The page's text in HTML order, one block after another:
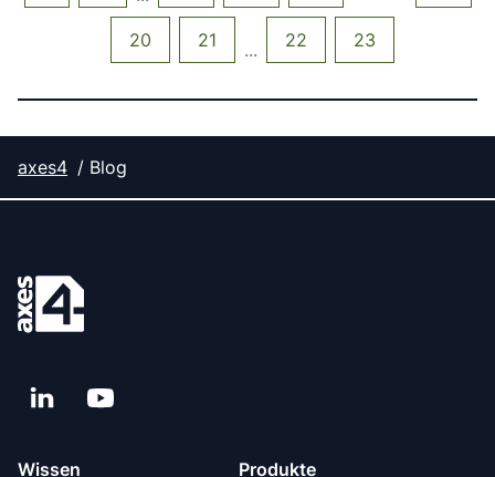
20 21 ... 22 23
axes4 Blog
LinkedInYouTube
Wissen Produkte